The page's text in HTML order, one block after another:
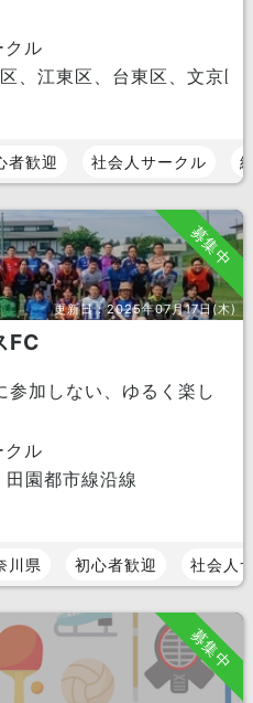
クル
、江東区、台東区、文京区
者歓迎 社会人サークル
募集中
更新日：2025年07月17日(木)
FC
参加しない、ゆるく楽し
クル
園都市線沿線
川県 初心者歓迎 社会人
募集中